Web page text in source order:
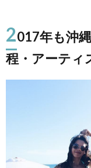
2017年も沖
程・アーティ